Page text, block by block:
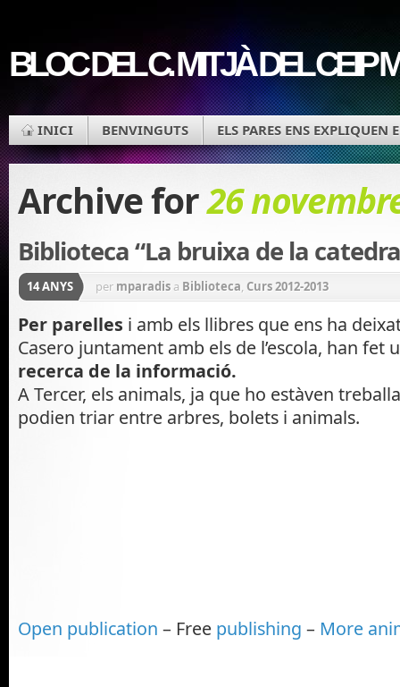
BLOC DEL C. MITJÀ DEL CEIP
INICI BENVINGUTS ELS PARES ENS EXPLIQUEN
Archive for26
Biblioteca “La bruixa de la
14 ANYS per mparadis a Biblioteca, Curs 2012-2013
Per parelles i amb els llibres que ens ha
Casero juntament amb els de l’escola, han fet
recerca de la informació.
A Tercer, els animals, ja que ho estàven
podien triar entre arbres, bolets i animals.
Open publication – Free publishing – More